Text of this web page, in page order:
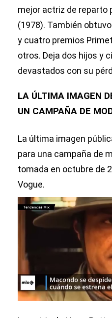
mejor actriz de reparto
(1978). También
y cuatro premios
otros. Deja dos hijos y
devastados con su
LA ÚLTIMA IMAGEN
UN CAMPAÑA DE
La última imagen
para una campaña de
tomada en octubre de
Vogue.